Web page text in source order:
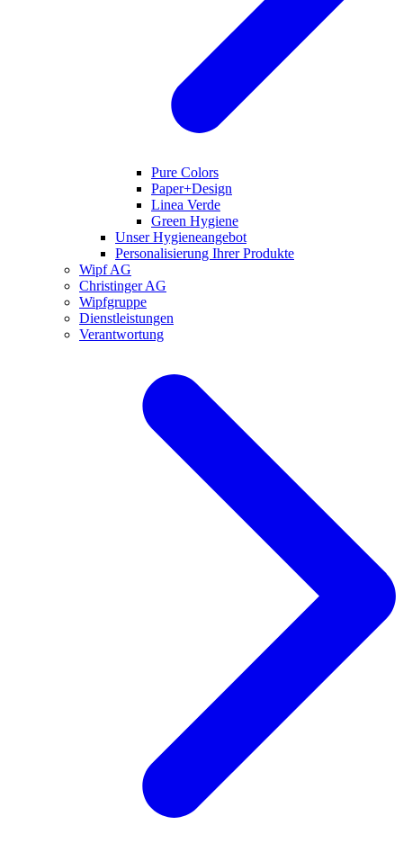
Pure Colors
Paper+Design
Linea Verde
Green Hygiene
Unser Hygieneangebot
Personalisierung Ihrer Produkte
Wipf AG
Christinger AG
Wipfgruppe
Dienstleistungen
Verantwortung